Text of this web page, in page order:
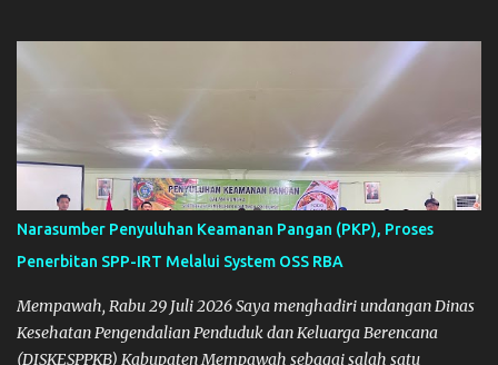
Narasumber Penyuluhan Keamanan Pangan (PKP), Proses
Penerbitan SPP-IRT Melalui System OSS RBA
Mempawah, Rabu 29 Juli 2026 Saya menghadiri undangan Dinas
Kesehatan Pengendalian Penduduk dan Keluarga Berencana
(DISKESPPKB) Kabupaten Mempawah sebagai salah satu